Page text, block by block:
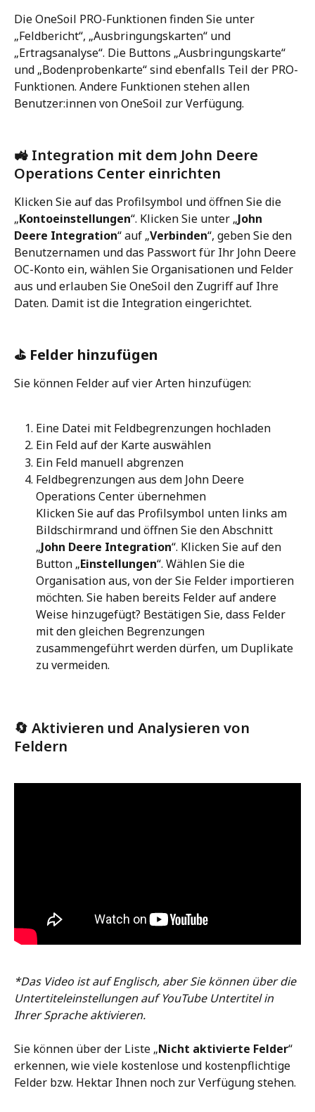
Die OneSoil PRO-Funktionen finden Sie unter
„Feldbericht“, „Ausbringungskarten“ und
„Ertragsanalyse“. Die Buttons „Ausbringungskarte“
und „Bodenprobenkarte“ sind ebenfalls Teil der PRO-
Funktionen. Andere Funktionen stehen allen
Benutzer:innen von OneSoil zur Verfügung.
🚜 Integration mit dem John Deere
Operations Center einrichten
Klicken Sie auf das Profilsymbol und öffnen Sie die
„Kontoeinstellungen“. Klicken Sie unter „John
Deere Integration“ auf „Verbinden“, geben Sie den
Benutzernamen und das Passwort für Ihr John Deere
OC-Konto ein, wählen Sie Organisationen und Felder
aus und erlauben Sie OneSoil den Zugriff auf Ihre
Daten. Damit ist die Integration eingerichtet.
⛳ Felder hinzufügen
Sie können Felder auf vier Arten hinzufügen:
Eine Datei mit Feldbegrenzungen hochladen
Ein Feld auf der Karte auswählen
Ein Feld manuell abgrenzen
Feldbegrenzungen aus dem John Deere
Operations Center übernehmen
Klicken Sie auf das Profilsymbol unten links am
Bildschirmrand und öffnen Sie den Abschnitt
„John Deere Integration“. Klicken Sie auf den
Button „Einstellungen“. Wählen Sie die
Organisation aus, von der Sie Felder importieren
möchten. Sie haben bereits Felder auf andere
Weise hinzugefügt? Bestätigen Sie, dass Felder
mit den gleichen Begrenzungen
zusammengeführt werden dürfen, um Duplikate
zu vermeiden.
🔄 Aktivieren und Analysieren von
Feldern
*Das Video ist auf Englisch, aber Sie können über die
Untertiteleinstellungen auf YouTube Untertitel in
Ihrer Sprache aktivieren.
Sie können über der Liste „Nicht aktivierte Felder“
erkennen, wie viele kostenlose und kostenpflichtige
Felder bzw. Hektar Ihnen noch zur Verfügung stehen.